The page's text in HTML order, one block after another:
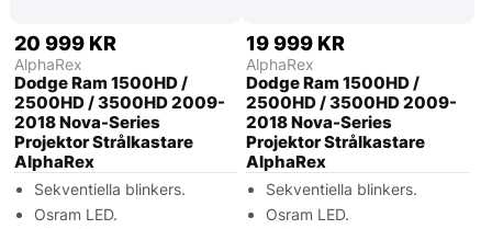
20 999 KR
AlphaRex
Dodge Ram 1500HD /
2500HD / 3500HD 2009-
2018 Nova-Series
Projektor Strålkastare
AlphaRex
Sekventiella blinkers.
Osram LED.
19 999 KR
AlphaRex
Dodge Ram 1500HD /
2500HD / 3500HD 2009-
2018 Nova-Series
Projektor Strålkastare
AlphaRex
Sekventiella blinkers.
Osram LED.